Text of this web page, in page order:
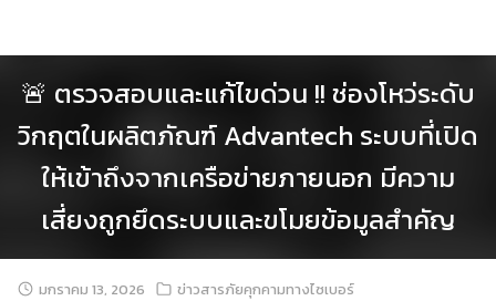
🚨 ตรวจสอบและแก้ไขด่วน !! ช่องโหว่ระดับ
วิกฤตในผลิตภัณฑ์ Advantech ระบบที่เปิด
ให้เข้าถึงจากเครือข่ายภายนอก มีความ
เสี่ยงถูกยึดระบบและขโมยข้อมูลสำคัญ
มกราคม 13, 2026 ข่าวสารภัยคุกคามทางไซเบอร์